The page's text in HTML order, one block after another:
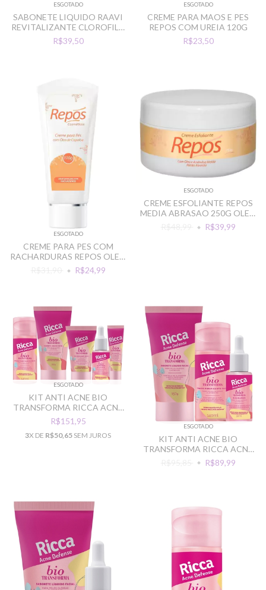
ESGOTADO
SABONETE LIQUIDO RAAVI
REVITALIZANTE CLOROFILA
TOMATE 200ML
R$39,50
ESGOTADO
CREME PARA MAOS E PES
REPOS COM UREIA 120G
R$23,50
ESGOTADO
CREME PARA PES COM
RACHARDURAS REPOS OLEO
DE COPAIBA 110G
R$31,90 R$24,99
ESGOTADO
CREME ESFOLIANTE REPOS
MEDIA ABRASAO 250G OLEO
DE AMENDOAS
R$48,99 R$39,99
ESGOTADO
KIT ANTI ACNE BIO
TRANSFORMA RICCA ACNE
DEFENCE
R$151,95
3X DE R$50,65 SEM JUROS
ESGOTADO
KIT ANTI ACNE BIO
TRANSFORMA RICCA ACNE
DEFENCE MANUTENCAO
DIARIA
R$95,85 R$89,99